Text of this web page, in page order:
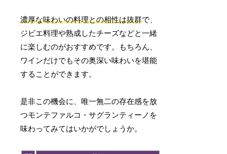
濃厚な味わいの料理との相性は抜群で、
ジビエ料理や熟成したチーズなどと一緒
に楽しむのがおすすめです。もちろん、
ワインだけでもその奥深い味わいを堪能
することができます。
是非この機会に、唯一無二の存在感を放
つモンテファルコ・サグランティーノを
味わってみてはいかがでしょうか。